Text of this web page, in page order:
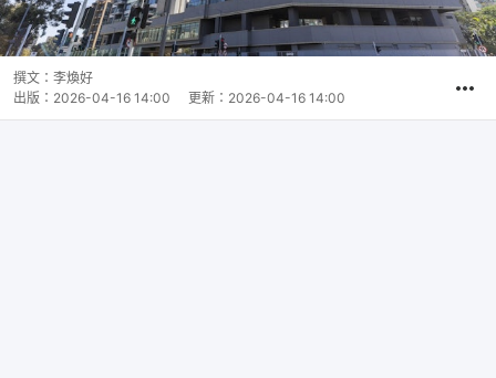
撰文： 李煥好
出版： 2026-04-16 14:00 更新： 2026-04-16 14:00